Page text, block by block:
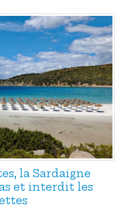
la Sardaigne
et interdit les